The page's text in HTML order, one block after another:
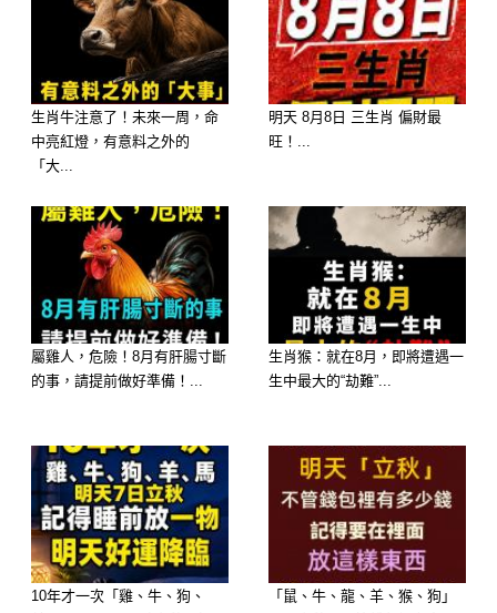
59歲的羊：收成期開始，福氣逐漸顯現
到了59歲，屬羊人的人生開始進入「成
果顯現期」。
關鍵字：回收、穩定、安定感
這時候的屬羊人，通常會出現幾種狀
態：
心態變柔，但不是軟弱，而是放下執著
經濟或生活開始穩定
即使不是大富大貴，也會逐漸進入「不
缺、夠用、安心」的狀態。
家庭關係重新修復
年輕時的誤會或距離，可能開始有緩和
生肖牛注意了！未來一周，命
中亮紅燈，有意料之外的
「大...
明天 8月8日 三生肖 偏財最
旺！...
屬雞人，危險！8月有肝腸寸斷
的事，請提前做好準備！...
生肖猴：就在8月，即將遭遇一
生中最大的“劫難”...
10年才一次「雞、牛、狗、
「鼠、牛、龍、羊、猴、狗」